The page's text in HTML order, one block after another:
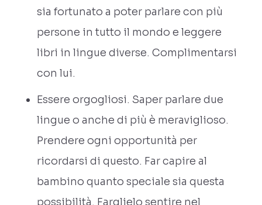
sia fortunato a poter parlare con più
persone in tutto il mondo e leggere
libri in lingue diverse. Complimentarsi
con lui.
Essere orgogliosi. Saper parlare due
lingue o anche di più è meraviglioso.
Prendere ogni opportunità per
ricordarsi di questo. Far capire al
bambino quanto speciale sia questa
possibilità. Farglielo sentire nel